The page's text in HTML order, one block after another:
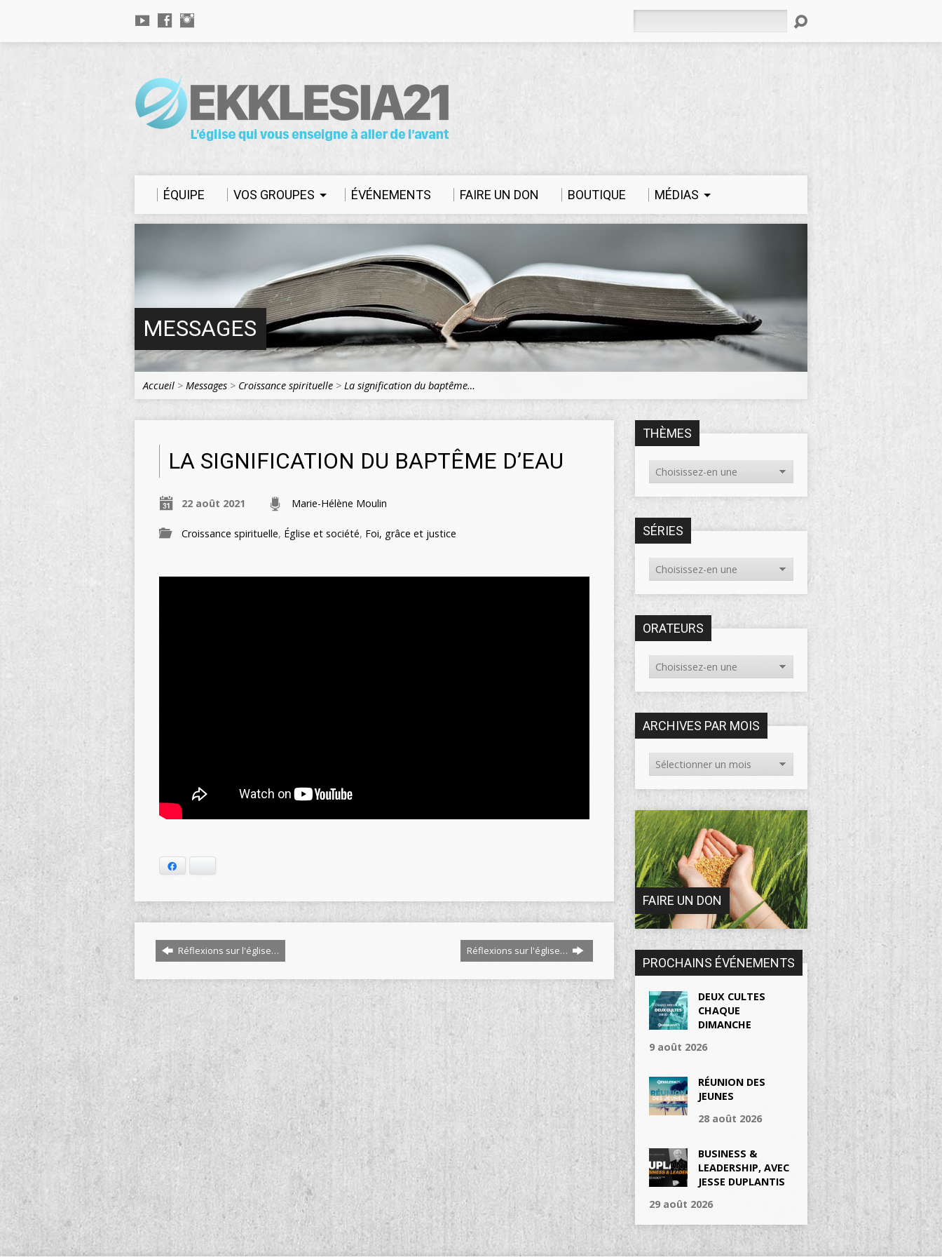
ÉQUIPE VOS GROUPES ÉVÉNEMENTS FAIRE UN DON BOUTIQUE MÉDIAS
MESSAGES
Accueil > Messages > Croissance spirituelle > La signification du baptême…
LA SIGNIFICATION DU BAPTÊME D’EAU
22 août 2021 Marie-Hélène Moulin
Croissance spirituelle, Église et société, Foi, grâce et justice
Réflexions sur l'église… Réflexions sur l'église…
THÈMES
SÉRIES
ORATEURS
ARCHIVES PAR MOIS
FAIRE UN DON
PROCHAINS ÉVÉNEMENTS
DEUX CULTES
CHAQUE
DIMANCHE
9 août 2026
RÉUNION DES
JEUNES
28 août 2026
BUSINESS &
LEADERSHIP, AVEC
JESSE DUPLANTIS
29 août 2026